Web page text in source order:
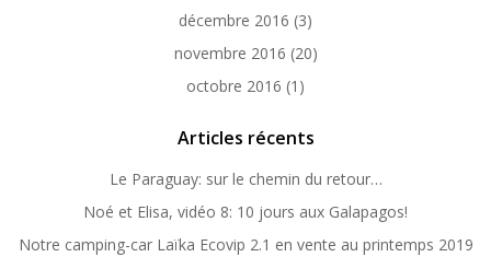
décembre 2016 (3)
novembre 2016 (20)
octobre 2016 (1)
Articles récents
Le Paraguay: sur le chemin du retour…
Noé et Elisa, vidéo 8: 10 jours aux Galapagos!
Notre camping-car Laïka Ecovip 2.1 en vente au printemps 2019